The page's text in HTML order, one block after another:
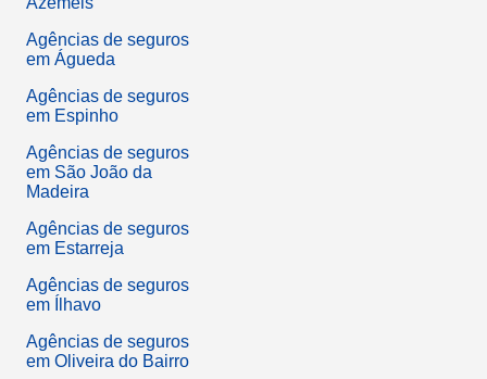
Agências de seguros
em Águeda
Agências de seguros
em Espinho
Agências de seguros
em São João da
Madeira
Agências de seguros
em Estarreja
Agências de seguros
em Ílhavo
Agências de seguros
em Oliveira do Bairro